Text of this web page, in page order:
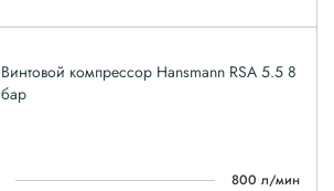
Винтовой компрессор Hansmann RSA 5.5 8
бар
800 л/мин